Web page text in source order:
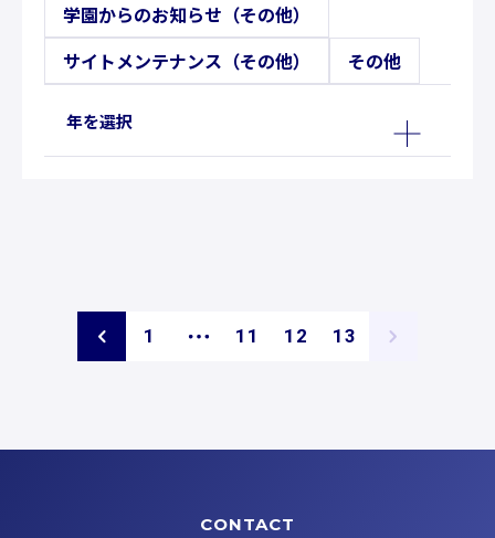
学園からのお知らせ（その他）
サイトメンテナンス（その他）
その他
年を選択
1
ジ
11
ー
12
ー
13
ー
CONTACT